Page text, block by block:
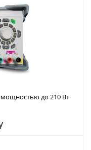
мощностью до 210 Вт